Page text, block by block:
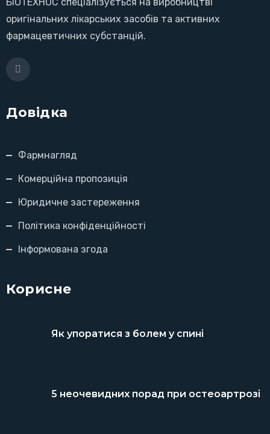
оригінальних лікарських засобів та активних
фармацевтичних субстанцій.
Довідка
Фармнагляд
Комерційна пропозиція
Юридичне застереження
Політика конфіденційності
Інформована згода
Корисне
Як упоратися з болем у спині
5 неочевидних порад при остеоартрозі